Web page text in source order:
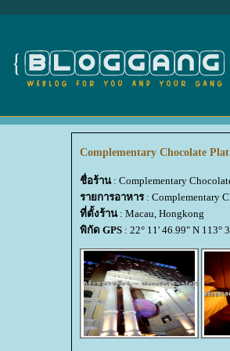
Complementary Chocolate
ชื่อร้าน: Complementary
รายการอาหาร: Complementary
ที่ตั้งร้าน: Macau, Hongkong
พิกัด GPS : 22° 11' 46.99" N 113°